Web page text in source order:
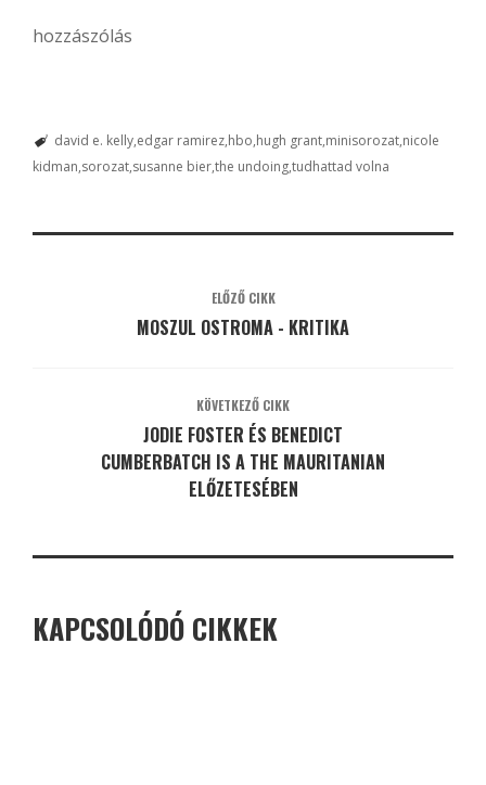
hozzászólás
david e. kelly edgar ramirez hbo hugh grant minisorozat nicole
kidman sorozat susanne bierthe undoingtudhattad volna
ELŐZŐ CIKK
MOSZUL OSTROMA - KRITIKA
KÖVETKEZŐ CIKK
JODIE FOSTER ÉS BENEDICT
CUMBERBATCH IS A THE MAURITANIAN
ELŐZETESÉBEN
KAPCSOLÓDÓ CIKKEK